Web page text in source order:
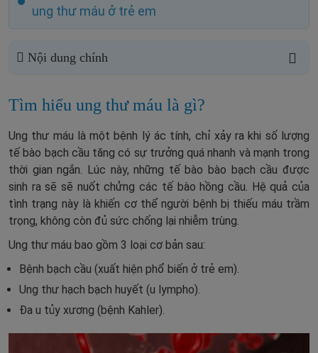
ung thư máu ở trẻ em
Nội dung chính
Tìm hiểu ung thư máu là gì?
Ung thư máu là một bệnh lý ác tính, chỉ xảy ra khi số lượng
tế bào bạch cầu tăng có sự trưởng quá nhanh và mạnh trong
thời gian ngắn. Lúc này, những tế bào bào bạch cầu được
sinh ra sẽ sẽ nuốt chửng các tế bào hồng cầu. Hệ quả của
tình trạng này là khiến cơ thể người bệnh bị thiếu máu trầm
trọng, không còn đủ sức chống lại nhiễm trùng.
Ung thư máu bao gồm 3 loại cơ bản sau:
Bệnh bạch cầu (xuất hiện phổ biến ở trẻ em).
Ung thư hạch bạch huyết (u lympho).
Đa u tủy xương (bệnh Kahler).